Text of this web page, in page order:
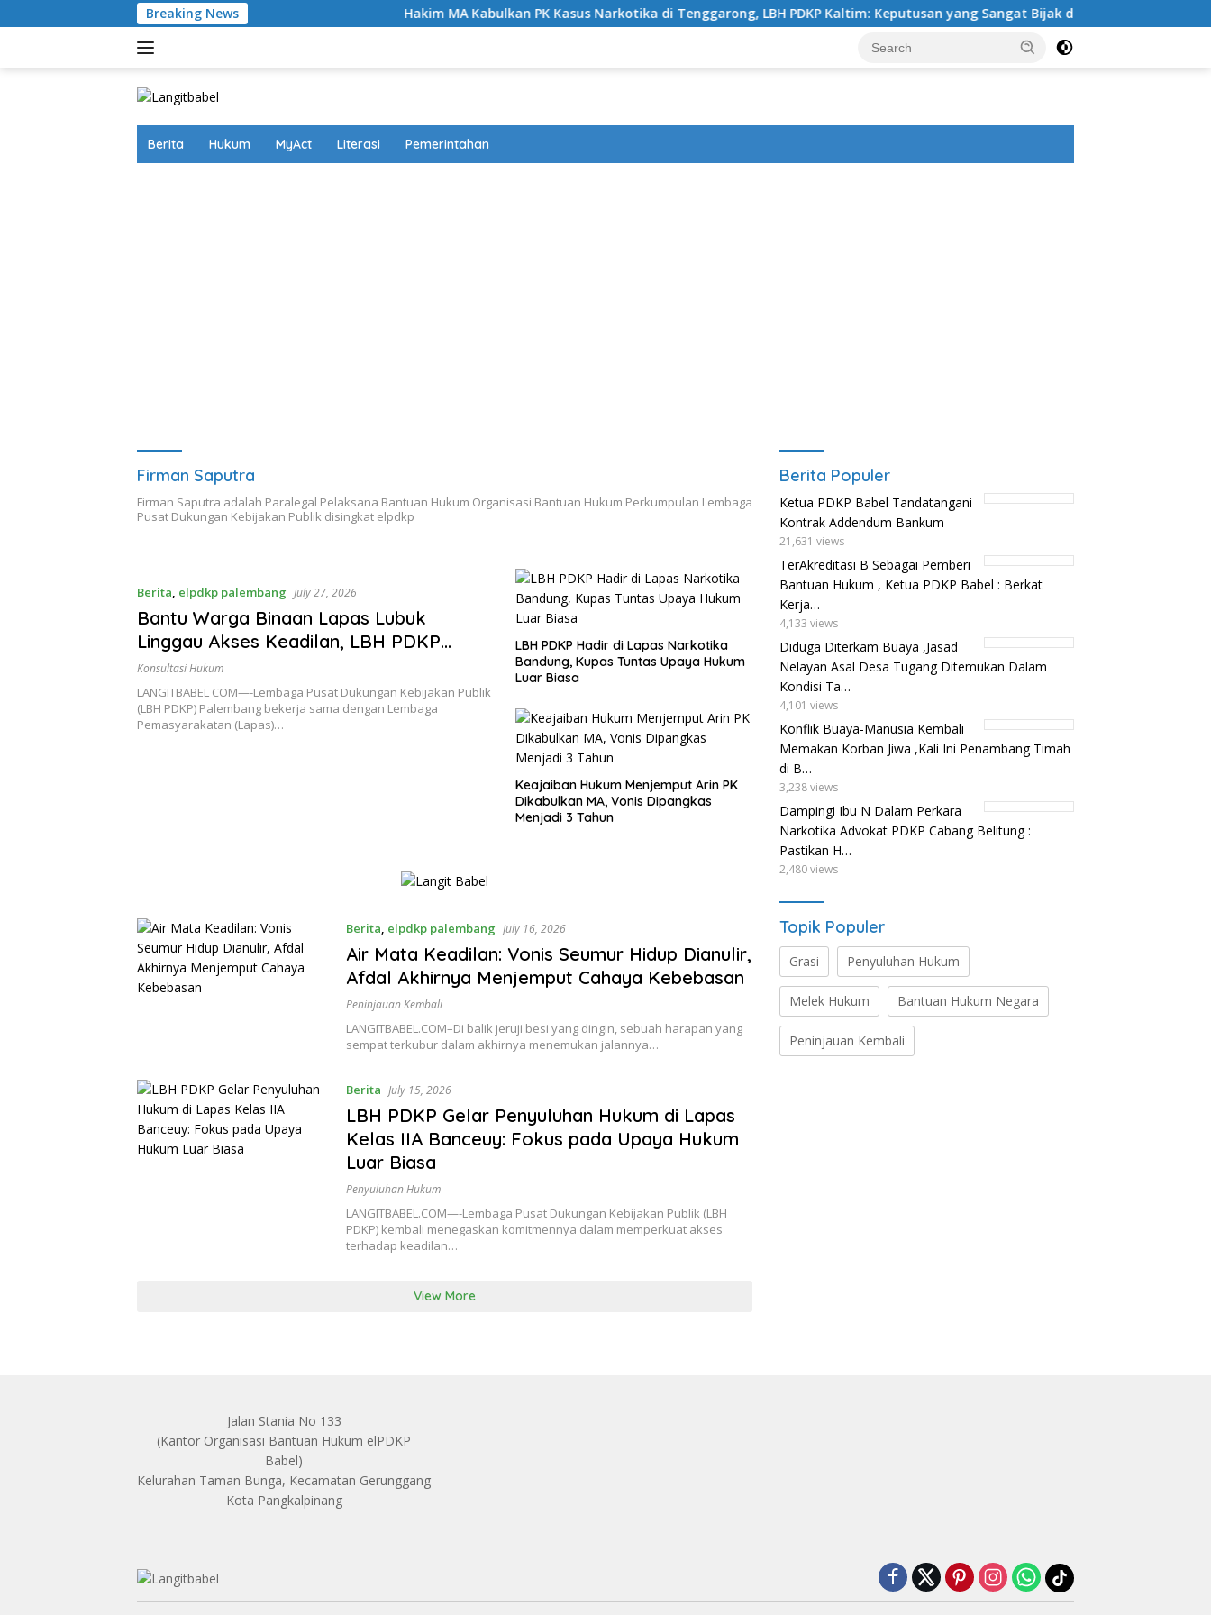
to
Breaking News Hakim MA Kabulkan PK Kasus Narkotika di Tenggarong, LBH PDKP Kaltim: Keputusan yang Sangat Bijak dan Berkeadilan
Berita Hukum MyAct Literasi Pemerintahan
Firman Saputra
Firman Saputra adalah Paralegal Pelaksana Bantuan Hukum Organisasi Bantuan Hukum Perkumpulan Lembaga
Pusat Dukungan Kebijakan Publik disingkat elpdkp
Berita, elpdkp palembang July 27, 2026
Bantu Warga Binaan Lapas Lubuk
Linggau Akses Keadilan, LBH PDKP
Palembang Gelar Konsultasi Hukum
Konsultasi Hukum
LANGITBABEL COM—-Lembaga Pusat Dukungan Kebijakan Publik
(LBH PDKP) Palembang bekerja sama dengan Lembaga
Pemasyarakatan (Lapas)…
LBH PDKP Hadir di Lapas Narkotika
Bandung, Kupas Tuntas Upaya Hukum
Luar Biasa
Keajaiban Hukum Menjemput Arin PK
Dikabulkan MA, Vonis Dipangkas
Menjadi 3 Tahun
Berita elpdkp palembang July 16, 2026
Air Mata Keadilan: Vonis Seumur Hidup Dianulir,
Afdal Akhirnya Menjemput Cahaya Kebebasan
Peninjauan Kembali
LANGITBABEL.COM–Di balik jeruji besi yang dingin, sebuah harapan yang
sempat terkubur dalam akhirnya menemukan jalannya…
Berita July 15, 2026
LBH PDKP Gelar Penyuluhan Hukum di Lapas
Kelas IIA Banceuy: Fokus pada Upaya Hukum
Luar Biasa
Penyuluhan Hukum
LANGITBABEL.COM—-Lembaga Pusat Dukungan Kebijakan Publik (LBH
PDKP) kembali menegaskan komitmennya dalam memperkuat akses
terhadap keadilan…
View More
Berita Populer
Ketua PDKP Babel Tandatangani
Kontrak Addendum Bankum
21,631 views
TerAkreditasi B Sebagai Pemberi
Bantuan Hukum , Ketua PDKP Babel : Berkat
Kerja…
4,133 views
Diduga Diterkam Buaya ,Jasad
Nelayan Asal Desa Tugang Ditemukan Dalam
Kondisi Ta…
4,101 views
Konflik Buaya-Manusia Kembali
Memakan Korban Jiwa ,Kali Ini Penambang Timah
di B…
3,238 views
Dampingi Ibu N Dalam Perkara
Narkotika Advokat PDKP Cabang Belitung :
Pastikan H…
2,480 views
Topik Populer
Grasi Penyuluhan Hukum
Melek Hukum Bantuan Hukum Negara
Peninjauan Kembali
Jalan Stania No 133
(Kantor Organisasi Bantuan Hukum elPDKP
Babel)
Kelurahan Taman Bunga, Kecamatan Gerunggang
Kota Pangkalpinang